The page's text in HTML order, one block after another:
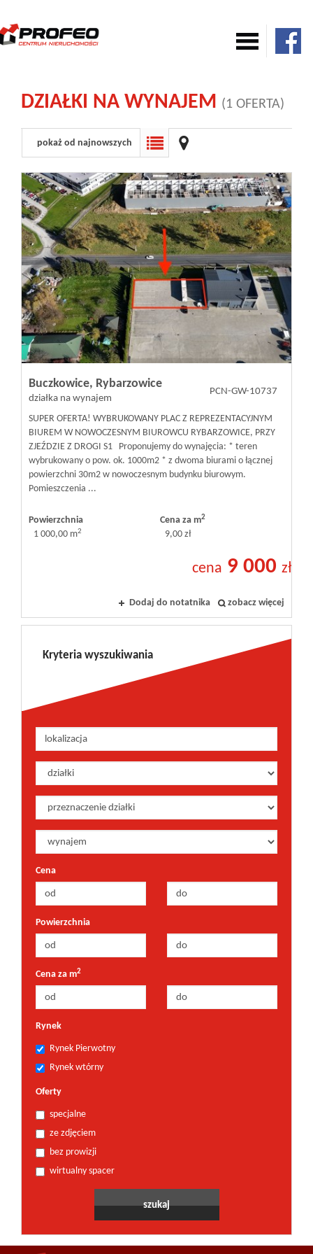
Komercja
Działki
Nowe
Inwestycje
PROMOCJE
WYŁĄCZNOŚĆ
DZIAŁKI NA WYNAJEM (1 OFERTA)
pokaż od najnowszych
Buczkowice, Rybarzowice
działka na wynajem
PCN-GW-10737
SUPER OFERTA! WYBRUKOWANY PLAC Z REPREZENTACYJNYM
BIUREM W NOWOCZESNYM BIUROWCU RYBARZOWICE, PRZY
ZJEŹDZIE Z DROGI S1 Proponujemy do wynajęcia: * teren
wybrukowany o pow. ok. 1000m2 * z dwoma biurami o łącznej
powierzchni 30m2 w nowoczesnym budynku biurowym.
Pomieszczenia ...
Powierzchnia
1 000,00 m2
Cena za m2
9,00 zł
cena 9 000 zł
Dodaj do notatnika zobacz więcej
Kryteria wyszukiwania
Cena
Powierzchnia
Cena za m2
Rynek
Rynek Pierwotny
Rynek wtórny
Oferty
specjalne
ze zdjęciem
bez prowizji
wirtualny spacer